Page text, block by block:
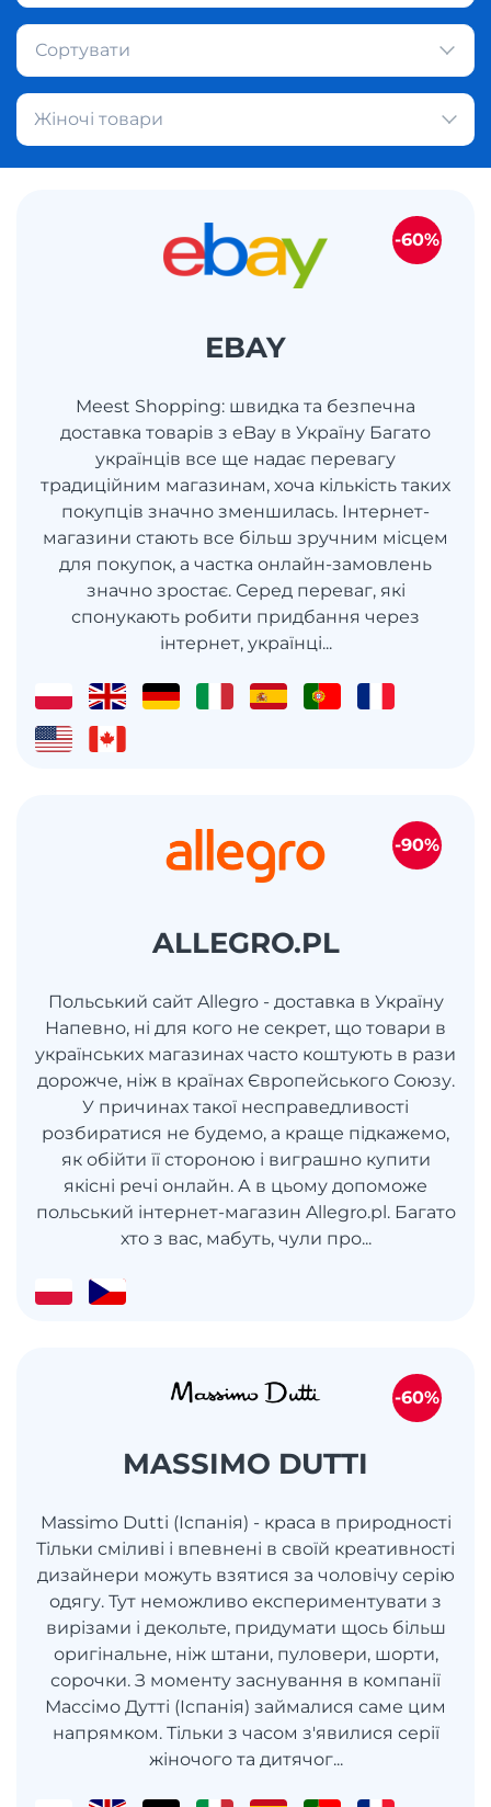
Сортувати
Жіночі товари
EBAY
Meest Shopping: швидка та безпечна
доставка товарів з eBay в Україну Багато
українців все ще надає перевагу
традиційним магазинам, хоча кількість таких
покупців значно зменшилась. Інтернет-
магазини стають все більш зручним місцем
для покупок, а частка онлайн-замовлень
значно зростає. Серед переваг, які
спонукають робити придбання через
інтернет, українці...
-60%
ALLEGRO.PL
Польський сайт Allegro - доставка в Україну
Напевно, ні для кого не секрет, що товари в
українських магазинах часто коштують в рази
дорожче, ніж в країнах Європейського Союзу.
У причинах такої несправедливості
розбиратися не будемо, а краще підкажемо,
як обійти її стороною і виграшно купити
якісні речі онлайн. А в цьому допоможе
польський інтернет-магазин Allegro.pl. Багато
хто з вас, мабуть, чули про...
-90%
MASSIMO DUTTI
Massimo Dutti (Іспанія) - краса в природності
Тільки сміливі і впевнені в своїй креативності
дизайнери можуть взятися за чоловічу серію
одягу. Тут неможливо експериментувати з
вирізами і декольте, придумати щось більш
оригінальне, ніж штани, пуловери, шорти,
сорочки. З моменту заснування в компанії
Массімо Дутті (Іспанія) займалися саме цим
напрямком. Тільки з часом з'явилися серії
жіночого та дитячог...
-60%